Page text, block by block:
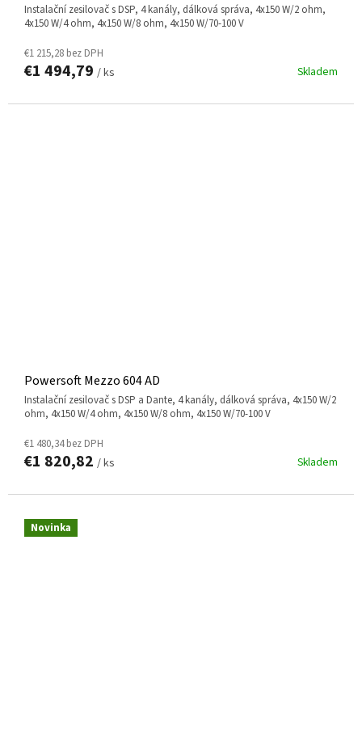
instalační zesilovač s DSP, 4 kanály, dálková správa, 4x150 W/2 ohm,
4x150 W/4 ohm, 4x150 W/8 ohm, 4x150 W/70-100 V
Skladem
€1 215,28 bez DPH
€1 494,79 / ks
Powersoft Mezzo 604 AD
instalační zesilovač s DSP a Dante, 4 kanály, dálková správa, 4x150 W/2
ohm, 4x150 W/4 ohm, 4x150 W/8 ohm, 4x150 W/70-100 V
Skladem
€1 480,34 bez DPH
€1 820,82 / ks
Novinka